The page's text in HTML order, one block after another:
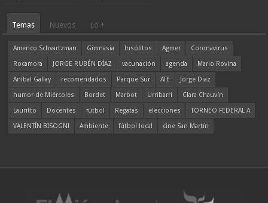
Temas Nuevos Lo +
Americo Schvartzman Gimnasia Insólitos Agmer
Coronavirus
Rocamora
JORGE RUBÉN DÍAZ vacunación agenda
Mario Rovina
Aníbal Gallay
recomendados Parque Sur ATE
Jorge Díaz
humor de Miércoles
Bordet Marbot Urribarri
Clara Chauvín
Lauritto
Docentes fútbol Regatas elecciones
TORNEO FEDERAL A
VALENTÍN BISOGNI
Ambiente fútbol local cine San Martín